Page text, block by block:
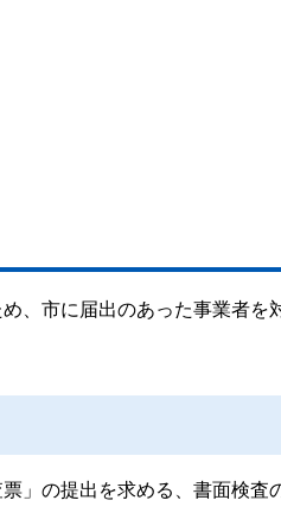
、市に届出のあった事業者を
」の提出を求める、書面検査